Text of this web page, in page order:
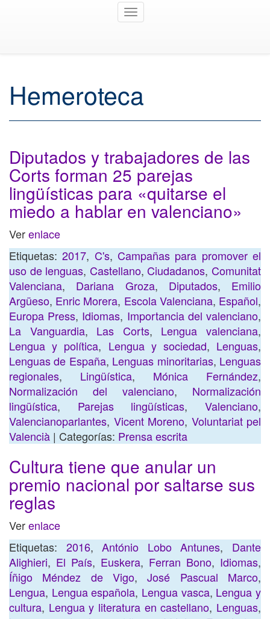
Toggle
Hemeroteca
Diputados y trabajadores de las
Corts forman 25 parejas
lingüísticas para «quitarse el
miedo a hablar en valenciano»
Verenlace
Etiquetas:2017, C's,Campañas para promover el
uso de lenguas, Castellano,Ciudadanos,Comunitat
Valenciana, Dariana Groza, Diputados, Emilio
Argüeso, Enric Morera, Escola Valenciana, Español,
Europa Press, Idiomas, Importancia del valenciano,
La Vanguardia, Las Corts, Lengua valenciana,
Lengua y política, Lengua y sociedad, Lenguas,
Lenguas de España, Lenguas minoritarias, Lenguas
regionales, Lingüística, Mónica Fernández,
Normalización del valenciano, Normalización
lingüística, Parejas lingüísticas,Valenciano,
Valencianoparlantes, Vicent Moreno, Voluntariat pel
Valencià | Categorías: Prensa escrita
Cultura tiene que anular un
premio nacional por saltarse sus
reglas
Verenlace
Etiquetas: 2016,António Lobo Antunes, Dante
Alighieri, El País, Euskera, Ferran Bono, Idiomas,
Íñigo Méndez de Vigo,José Pascual Marco,
Lengua, Lengua española, Lengua vasca, Lengua y
cultura, Lengua y literatura en castellano, Lenguas,